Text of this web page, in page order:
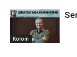
Kolom